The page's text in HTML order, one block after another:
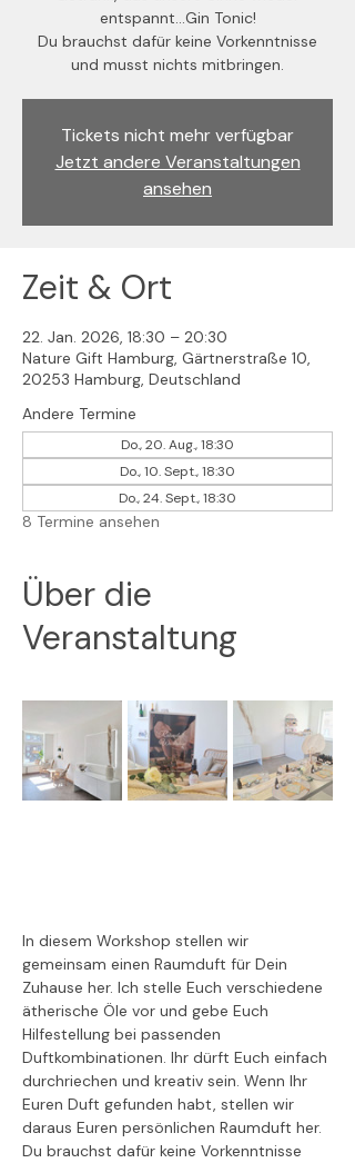
entspannt...Gin Tonic!
Du brauchst dafür keine Vorkenntnisse
und musst nichts mitbringen.
Tickets nicht mehr verfügbar
Jetzt andere Veranstaltungen
ansehen
Zeit & Ort
22. Jan. 2026, 18:30 – 20:30
Nature Gift Hamburg, Gärtnerstraße 10,
20253 Hamburg, Deutschland
Andere Termine
Do., 20. Aug., 18:30
Do., 10. Sept., 18:30
Do., 24. Sept., 18:30
8 Termine ansehen
Über die
Veranstaltung
In diesem Workshop stellen wir
gemeinsam einen Raumduft für Dein
Zuhause her. Ich stelle Euch verschiedene
ätherische Öle vor und gebe Euch
Hilfestellung bei passenden
Duftkombinationen. Ihr dürft Euch einfach
durchriechen und kreativ sein. Wenn Ihr
Euren Duft gefunden habt, stellen wir
daraus Euren persönlichen Raumduft her.
Du brauchst dafür keine Vorkenntnisse